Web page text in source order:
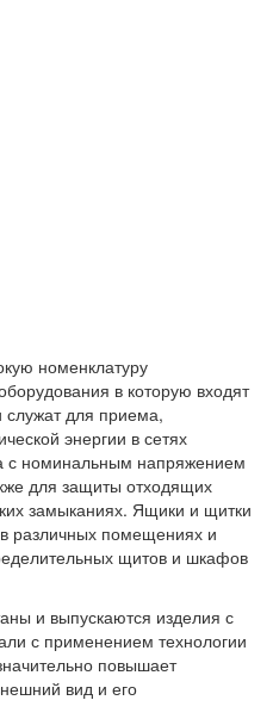
номенклатуру
в которую входят
для приема,
энергии в сетях
с номинальным напряжением
для защиты отходящих
замыканиях. Ящики и щитки
различных помещениях и
щитов и шкафов
и выпускаются изделия с
с применением технологии
повышает
вид и его